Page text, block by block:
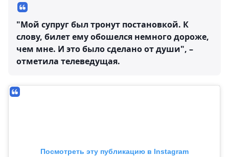
"Мой супруг был тронут постановкой. К
слову, билет ему обошелся немного дороже,
чем мне. И это было сделано от души", –
отметила телеведущая.
Посмотреть эту публикацию в Instagram